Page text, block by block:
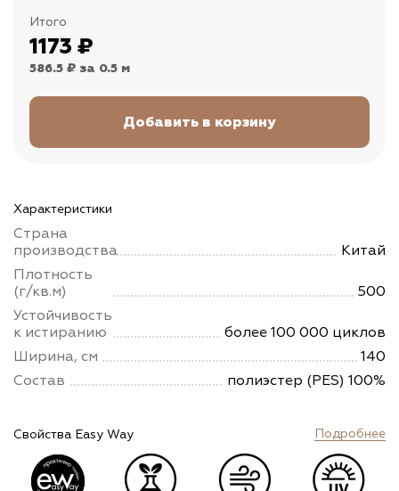
Итого
1173 ₽
586.5 ₽ за 0.5 м
Характеристики
Страна
производства
Китай
Плотность
(г/кв.м)
500
Устойчивость
к истиранию
более 100 000 циклов
Ширина, см
140
Состав
полиэстер (PES) 100%
Свойства Easy Way Подробнее